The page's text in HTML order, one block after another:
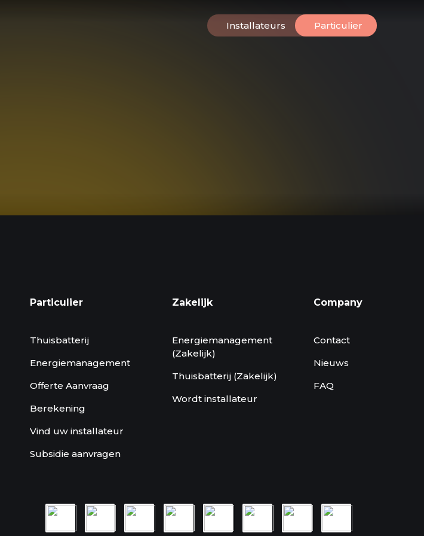
Installateurs Particulier
Particulier
Thuisbatterij
Energiemanagement
Offerte Aanvraag
Berekening
Vind uw installateur
Subsidie aanvragen
Zakelijk
Energiemanagement
(Zakelijk)
Thuisbatterij (Zakelijk)
Wordt installateur
Company
Contact
Nieuws
FAQ